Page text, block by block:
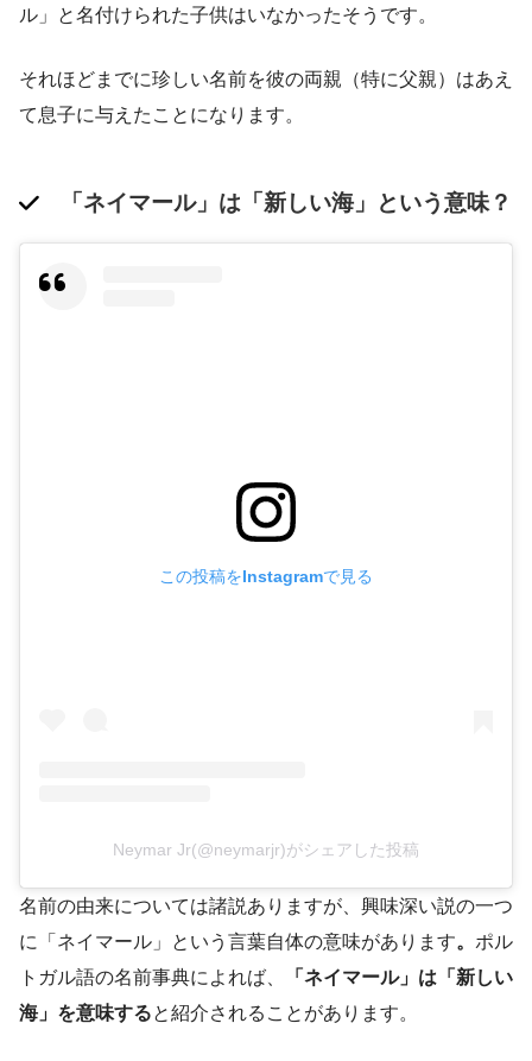
ル」と名付けられた子供はいなかったそうです​。
それほどまでに珍しい名前を彼の両親（特に父親）はあえ
て息子に与えたことになります。
「ネイマール」は「新しい海」という意味？
この投稿をInstagramで見る
Neymar Jr(@neymarjr)がシェアした投稿
名前の由来については諸説ありますが、興味深い説の一つ
に「ネイマール」という言葉自体の意味があります。 ポル
トガル語の名前事典によれば、
「ネイマール」は「新しい
海」を意味すると紹介されることがあります​。